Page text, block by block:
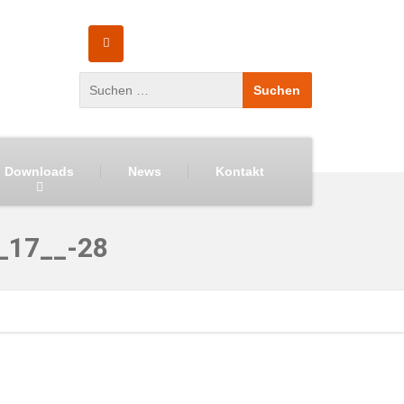
Downloads News Kontakt
28